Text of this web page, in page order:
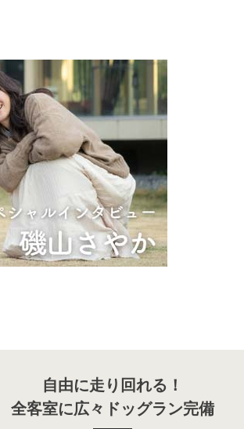
自由に走り回れる！
全客室に広々ドッグラン完備